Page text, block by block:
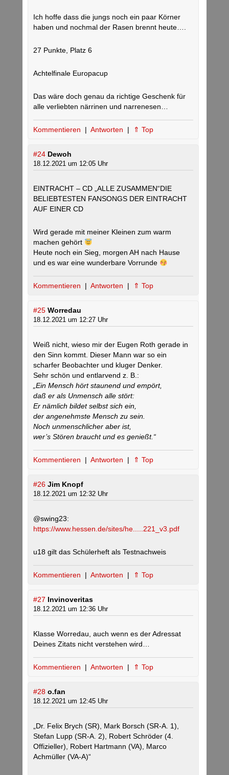
Ich hoffe dass die jungs noch ein paar Körner
haben und nochmal der Rasen brennt heute….
27 Punkte, Platz 6
Achtelfinale Europacup
Das wäre doch genau da richtige Geschenk für
alle verliebten närrinen und narrenesen…
Kommentieren | Antworten | ⇑ Top
#24 Dewoh
18.12.2021 um 12:05 Uhr
EINTRACHT – CD „ALLE ZUSAMMEN“DIE
BELIEBTESTEN FANSONGS DER EINTRACHT
AUF EINER CD
Wird gerade mit meiner Kleinen zum warm
machen gehört
Heute noch ein Sieg, morgen AH nach Hause
und es war eine wunderbare Vorrunde
Kommentieren | Antworten | ⇑ Top
#25 Worredau
18.12.2021 um 12:27 Uhr
Weiß nicht, wieso mir der Eugen Roth gerade in
den Sinn kommt. Dieser Mann war so ein
scharfer Beobachter und kluger Denker.
Sehr schön und entlarvend z. B.:
„Ein Mensch hört staunend und empört,
daß er als Unmensch alle stört:
Er nämlich bildet selbst sich ein,
der angenehmste Mensch zu sein.
Noch unmenschlicher aber ist,
wer’s Stören braucht und es genießt.“
Kommentieren | Antworten | ⇑ Top
#26 Jim Knopf
18.12.2021 um 12:32 Uhr
@swing23:
https://www.hessen.de/sites/he.....221_v3.pdf
u18 gilt das Schülerheft als Testnachweis
Kommentieren | Antworten | ⇑ Top
#27 Invinoveritas
18.12.2021 um 12:36 Uhr
Klasse Worredau, auch wenn es der Adressat
Deines Zitats nicht verstehen wird…
Kommentieren | Antworten | ⇑ Top
#28 o.fan
18.12.2021 um 12:45 Uhr
„Dr. Felix Brych (SR), Mark Borsch (SR-A. 1),
Stefan Lupp (SR-A. 2), Robert Schröder (4.
Offizieller), Robert Hartmann (VA), Marco
Achmüller (VA-A)“